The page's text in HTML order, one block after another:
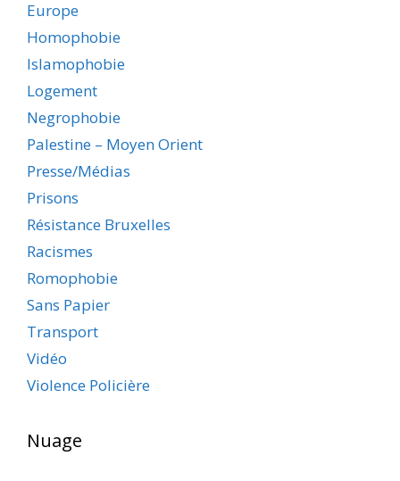
Europe
Homophobie
Islamophobie
Logement
Negrophobie
Palestine – Moyen Orient
Presse/Médias
Prisons
Résistance Bruxelles
Racismes
Romophobie
Sans Papier
Transport
Vidéo
Violence Policière
Nuage